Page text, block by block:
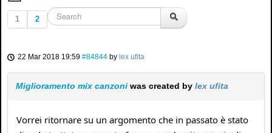
1 2
22 Mar 2018 19:59 #84844 by lex ufita
Miglioramento mix canzoni was created by lex ufita
Vorrei ritornare su un argomento che in passato è stato